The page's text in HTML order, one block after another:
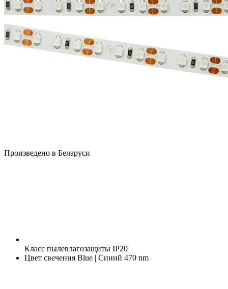
Произведено в Беларуси
Класс пылевлагозащиты IP20
Цвет свечения Blue | Синий 470 nm